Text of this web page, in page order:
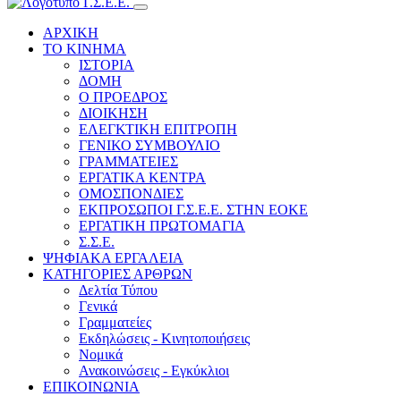
ΑΡΧΙΚΗ
ΤΟ ΚΙΝΗΜΑ
ΙΣΤΟΡΙΑ
ΔΟΜΗ
Ο ΠΡΟΕΔΡΟΣ
ΔΙΟΙΚΗΣΗ
ΕΛΕΓΚΤΙΚΗ ΕΠΙΤΡΟΠΗ
ΓΕΝΙΚΟ ΣΥΜΒΟΥΛΙΟ
ΓΡΑΜΜΑΤΕΙΕΣ
ΕΡΓΑΤΙΚΑ ΚΕΝΤΡΑ
ΟΜΟΣΠΟΝΔΙΕΣ
ΕΚΠΡΟΣΩΠΟΙ Γ.Σ.Ε.Ε. ΣΤΗΝ ΕΟΚΕ
ΕΡΓΑΤΙΚΗ ΠΡΩΤΟΜΑΓΙΑ
Σ.Σ.Ε.
ΨΗΦΙΑΚΑ ΕΡΓΑΛΕΙΑ
ΚΑΤΗΓΟΡΙΕΣ ΑΡΘΡΩΝ
Δελτία Τύπου
Γενικά
Γραμματείες
Εκδηλώσεις - Κινητοποιήσεις
Νομικά
Ανακοινώσεις - Εγκύκλιοι
ΕΠΙΚΟΙΝΩΝΙΑ